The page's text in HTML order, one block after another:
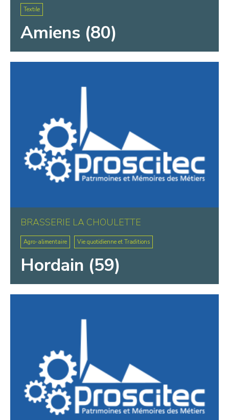
Textile
Amiens (80)
BRASSERIE LA CHOULETTE
Agro-alimentaire Vie quotidienne et Traditions
Hordain (59)